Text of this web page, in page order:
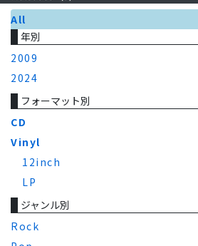
All
年別
2009
2024
フォーマット別
CD
Vinyl
12inch
LP
ジャンル別
Rock